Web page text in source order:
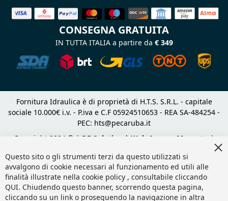
CONSEGNA GRATUITA
IN TUTTA ITALIA a partire da € 349
Fornitura Idraulica è di proprietà di H.T.S. S.R.L. - capitale
sociale 10.000€ i.v. - P.iva e C.F 05924510653 - REA SA-484254 -
PEC: hts@pecaruba.it
Copyright 2024 © | DF Solution | Web Agency Magento
|
Questo sito o gli strumenti terzi da questo utilizzati si
avvalgono di cookie necessari al funzionamento ed utili alle
finalità illustrate nella cookie policy , consultabile cliccando
QUI. Chiudendo questo banner, scorrendo questa pagina,
cliccando su un link o proseguendo la navigazione in altra